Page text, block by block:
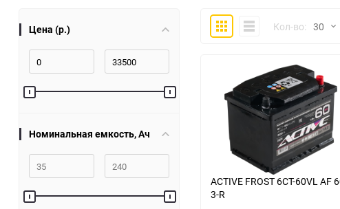
Цена (р.)
Номинальная емкость, Ач
ПлиткаКомпактноКол-во: 30
30
60
90
150
ACTIVE FROST 6СТ-60VL АF
3-R